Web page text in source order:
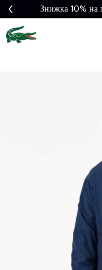
Знижка 10% на
доставка
5000₴*